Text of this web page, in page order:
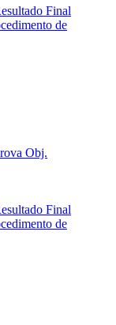
Final
de
Obj.
Final
de